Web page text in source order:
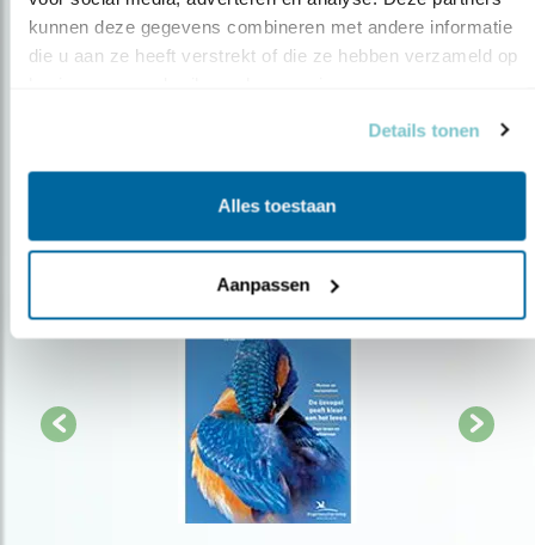
kunnen deze gegevens combineren met andere informatie
die u aan ze heeft verstrekt of die ze hebben verzameld op
Details tonen
Alles toestaan
Aanpassen
over vogels en activiteiten van Vogelbescherming.